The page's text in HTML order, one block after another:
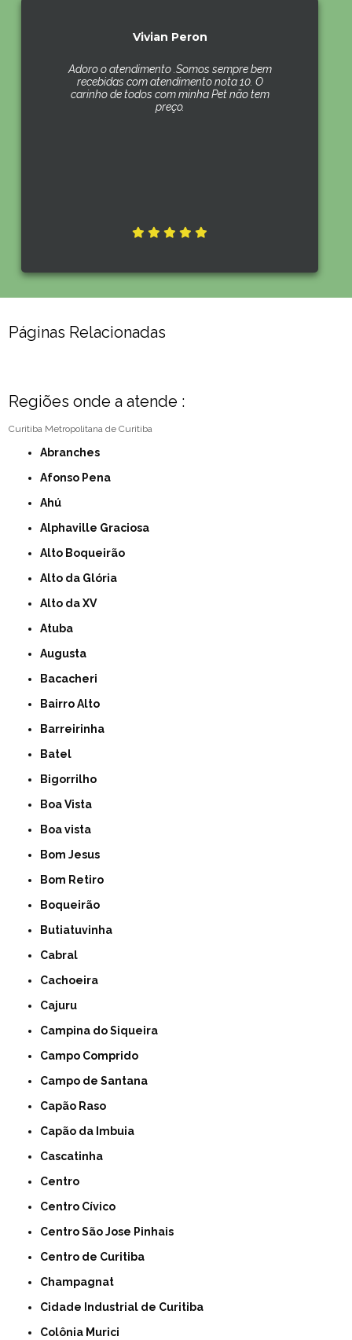
Vivian Peron
Adoro o atendimento .Somos sempre bem
recebidas com atendimento nota 10. O
carinho de todos com minha Pet não tem
preço.
Páginas Relacionadas
Regiões onde a atende :
Curitiba Metropolitana de Curitiba
Abranches
Afonso Pena
Ahú
Alphaville Graciosa
Alto Boqueirão
Alto da Glória
Alto da XV
Atuba
Augusta
Bacacheri
Bairro Alto
Barreirinha
Batel
Bigorrilho
Boa Vista
Boa vista
Bom Jesus
Bom Retiro
Boqueirão
Butiatuvinha
Cabral
Cachoeira
Cajuru
Campina do Siqueira
Campo Comprido
Campo de Santana
Capão Raso
Capão da Imbuia
Cascatinha
Centro
Centro Cívico
Centro São Jose Pinhais
Centro de Curitiba
Champagnat
Cidade Industrial de Curitiba
Colônia Murici